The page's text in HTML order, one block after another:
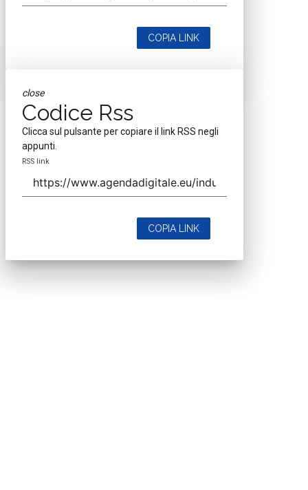
COPIA LINK
close
Codice Rss
Clicca sul pulsante per copiare il link RSS negli
appunti.
RSS link
COPIA LINK